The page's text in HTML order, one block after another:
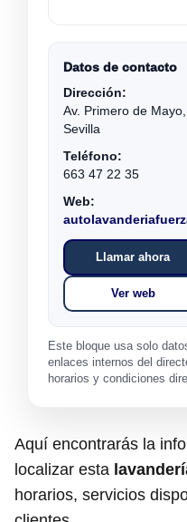
Datos de contacto
Dirección:
Av. Primero de
Sevilla
Teléfono:
663 47 22 35
Web:
Llamar ahora
Ver web
Este bloque usa solo
enlaces internos del
horarios y condiciones
Aquí encontrarás la
localizar esta
horarios, servicios